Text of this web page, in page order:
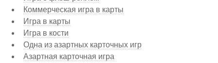
Коммерческая игра в карты
Игра в карты
Игра в кости
Одна из азартных карточных игр
Азартная карточная игра